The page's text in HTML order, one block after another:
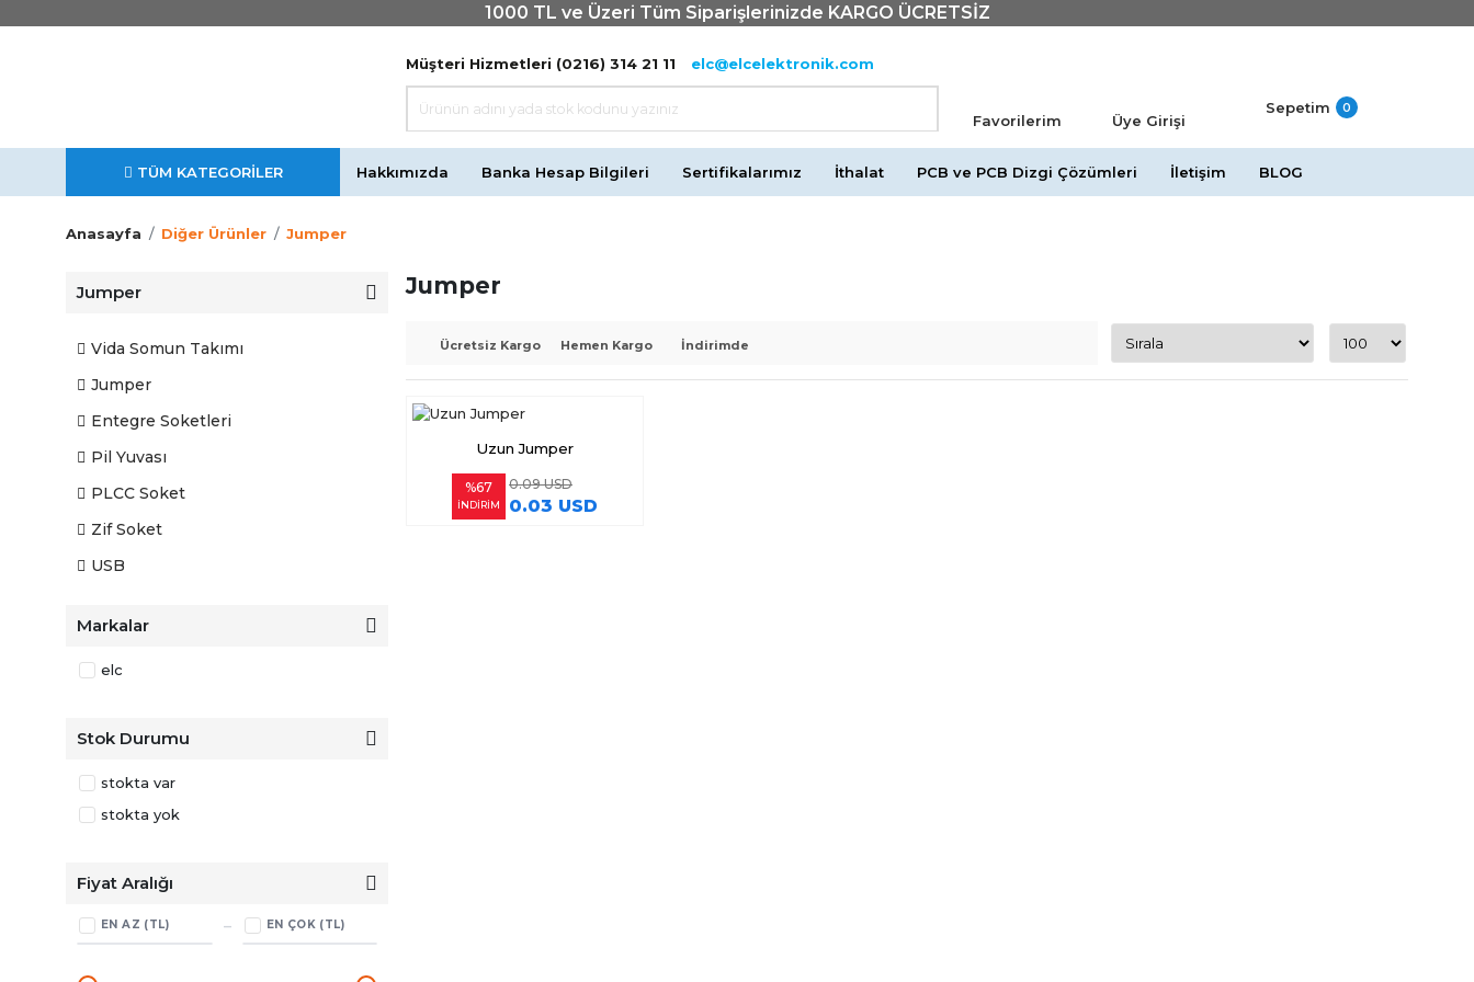
1000 TL ve Üzeri Tüm Siparişlerinizde KARGO ÜCRETSİZ
Müşteri Hizmetleri (0216) 314 21 11 elc@elcelektronik.com
Favorilerim Üye Girişi
Sepetim 0
TÜM KATEGORİLER Hakkımızda Banka Hesap Bilgileri Sertifikalarımız İthalat PCB ve PCB Dizgi Çözümleri İletişim BLOG
Anasayfa Diğer Ürünler Jumper
Jumper
Vida Somun Takımı
Jumper
Entegre Soketleri
Pil Yuvası
PLCC Soket
Zif Soket
USB
Markalar
elc
Stok Durumu
stokta var
stokta yok
Fiyat Aralığı
EN AZ (TL) – EN ÇOK (TL)
Jumper
Ücretsiz Kargo Hemen Kargo İndirimde
Uzun Jumper
%67
İNDİRİM
0.09 USD
0.03 USD